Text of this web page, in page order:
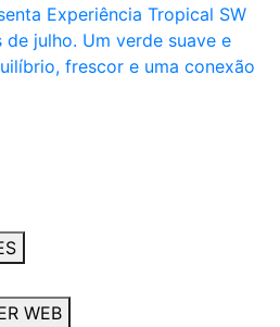
Experiência Tropical SW
julho. Um verde suave e
frescor e uma conexão
WEB